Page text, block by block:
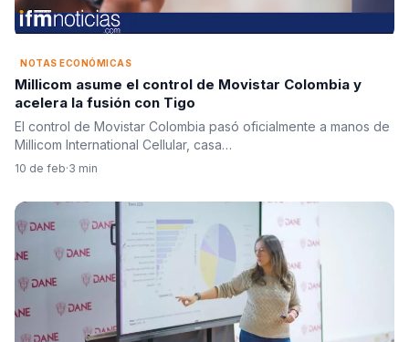
NOTAS ECONÓMICAS
Millicom asume el control de Movistar Colombia y
acelera la fusión con Tigo
El control de Movistar Colombia pasó oficialmente a manos de
Millicom International Cellular, casa…
10 de feb·3 min